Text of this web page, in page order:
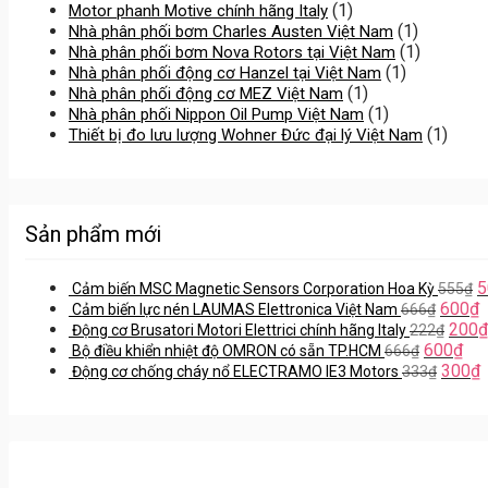
Motor phanh Motive chính hãng Italy (1)
Nhà phân phối bơm Charles Austen Việt Nam (1)
Nhà phân phối bơm Nova Rotors tại Việt Nam (1)
Nhà phân phối động cơ Hanzel tại Việt Nam (1)
Nhà phân phối động cơ MEZ Việt Nam (1)
Nhà phân phối Nippon Oil Pump Việt Nam (1)
Thiết bị đo lưu lượng Wohner Đức đại lý Việt Nam (1)
Sản phẩm mới
Cảm biến MSC Magnetic Sensors Corporation Hoa Kỳ555₫
Cảm biến lực nén LAUMAS Elettronica Việt Nam 666₫ 600₫
Động cơ Brusatori Motori Elettrici chính hãng Italy222₫ 200₫
Bộ điều khiển nhiệt độ OMRON có sẵn TP.HCM 666₫ 600₫
Động cơ chống cháy nổ ELECTRAMO IE3 Motors 333₫ 300₫